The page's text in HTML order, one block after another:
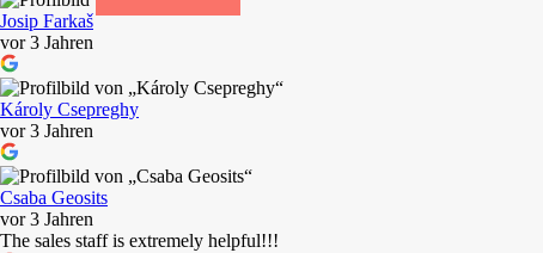
Josip Farkaš
vor 3 Jahren
Károly Csepreghy
vor 3 Jahren
Csaba Geosits
vor 3 Jahren
The sales staff is extremely helpful!!!